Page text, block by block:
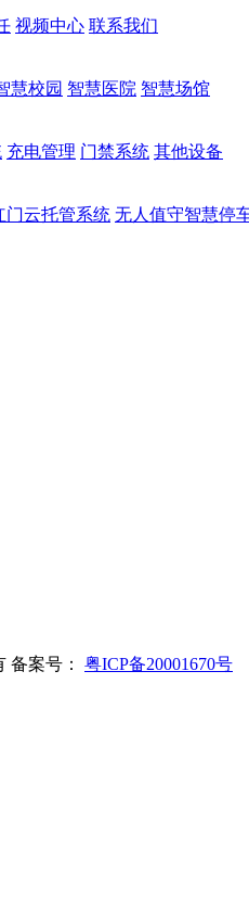
视频中心 联系我们
慧校园 智慧医院 智慧场馆
充电管理 门禁系统 其他设备
门云托管系统 无人值守智慧停
备案号： 粤ICP备20001670号